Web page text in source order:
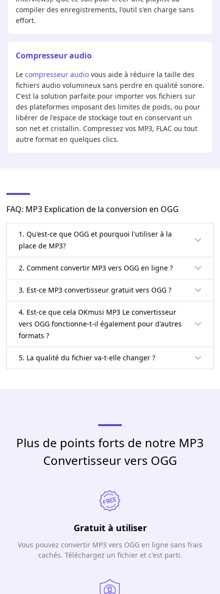
compiler des enregistrements, l'outil s'en charge sans
effort.
Compresseur audio
Le compresseur audio vous aide à réduire la taille des
fichiers audio volumineux sans perdre en qualité sonore.
C'est la solution parfaite pour importer vos fichiers sur
des plateformes imposant des limites de poids, ou pour
libérer de l'espace de stockage tout en conservant un
son net et cristallin. Compressez vos MP3, FLAC ou tout
autre format en quelques clics.
FAQ: MP3 Explication de la conversion en OGG
1. Qu'est-ce que OGG et pourquoi l'utiliser à la
place de MP3?
2. Comment convertir MP3 vers OGG en ligne ?
3. Est-ce MP3 convertisseur gratuit vers OGG ?
4. Est-ce que cela OKmusi MP3 Le convertisseur
vers OGG fonctionne-t-il également pour d'autres
formats ?
5. La qualité du fichier va-t-elle changer ?
Plus de points forts de notre MP3
Convertisseur vers OGG
Gratuit à utiliser
Vous pouvez convertir MP3 vers OGG en ligne sans frais
cachés. Téléchargez un fichier et c'est parti.